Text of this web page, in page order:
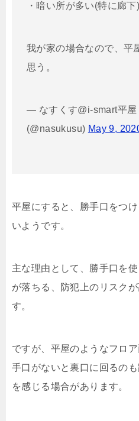
・暗い所が多い(特に廊下)
我が家の場合なので、平
思う。
— なすくす@i-smart平屋
(@nasukusu) May 9,
平屋にすると、勝手口をつ
いようです。
主な理由として、勝手口を
が落ちる、防犯上のリスク
す。
ですが、平屋のようなフロ
手口がないと裏口に回るの
を感じる場合があります。